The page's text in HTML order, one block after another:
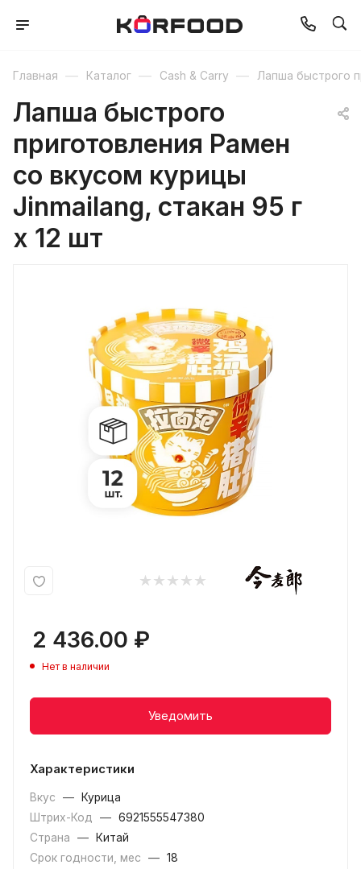
Главная — Каталог — Cash & Carry — Лапша быстрого
Лапша быстрого
приготовления Рамен
со вкусом курицы
Jinmailang, стакан 95 г
х 12 шт
2 436.00 ₽
Нет в наличии
Уведомить
Характеристики
Вкус —
Курица
Штрих-Код
— 6921555547380
Страна
—
Китай
Срок годности, мес
— 18